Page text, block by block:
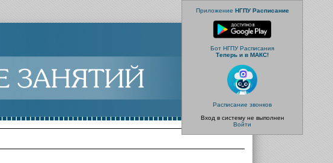
Приложение НГПУ Расписание
Бот НГПУ Расписания
Теперь и в МАКС!
Расписание звонков
Вход в систему не выполнен
Войти